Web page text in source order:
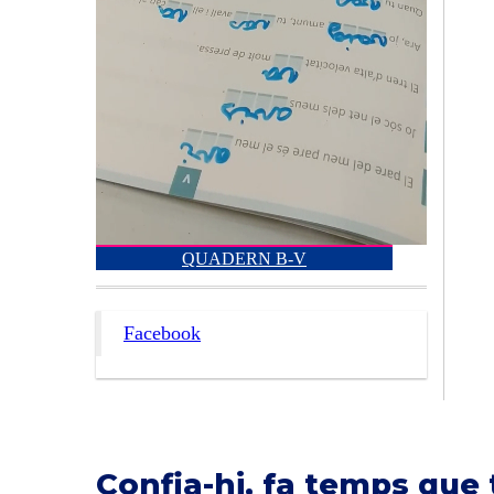
QUADERN B-V
Facebook
Confia-hi, fa temps que